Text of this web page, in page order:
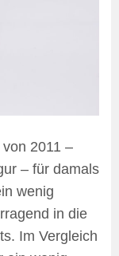
2011 –
– für damals
wenig
in die
Im Vergleich